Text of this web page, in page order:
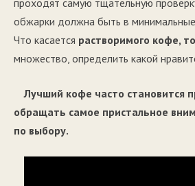
проходят самую тщательную
обжарки должна быть в минимальные
Что касается растворимого кофе,
множество, определить какой
Лучший кофе часто становится
обращать самое пристальное
по выбору.